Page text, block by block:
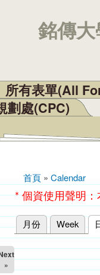
銘傳
所有表單(All
劃處(CPC)
您在這裡
首頁 » Calendar
* 個資使用聲明
主要索引標籤
月份 Week
»